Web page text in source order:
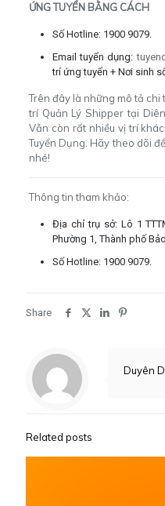
ỨNG TUYỂN BẰNG CÁCH
Số Hotline: 1900 9079.
Email tuyển dụng:
trí ứng tuyển + Nơi sinh
Trên đây là những mô tả
trí Quản Lý Shipper tại
Vẫn còn rất nhiều vị trí
Tuyển Dụng . Hãy theo dõi
nhé!
Thông tin tham khảo:
Địa chỉ trụ sở: Lô 1
Phường 1, Thành phố
Số Hotline: 1900 9079.
Share
Duyên
Related posts